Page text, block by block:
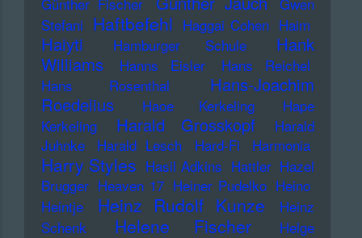
Stefani Haftbefehl Haggai Cohen Haim
Haiyti Hamburger Schule
Hank
Williams
Hanns Eisler
Hans Reichel
Hans Rosenthal
Hans-Joachim
Roedelius
Haoe Kerkeling
Hape
Kerkeling
Harald Grosskopf
Harald
Juhnke
Harald Lesch Hard-Fi Harmonia
Harry Styles Hasil Adkins Hattler Hazel
Brugger Heaven 17 Heiner Pudelko Heino
Heintje
Heinz Rudolf Kunze
Heinz
Schenk
Helene Fischer
Helge